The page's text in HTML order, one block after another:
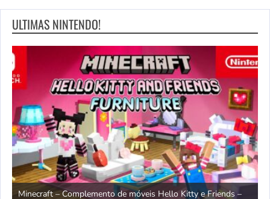
ULTIMAS NINTENDO!
Minecraft – Complemento de móveis Hello Kitty e Friends –